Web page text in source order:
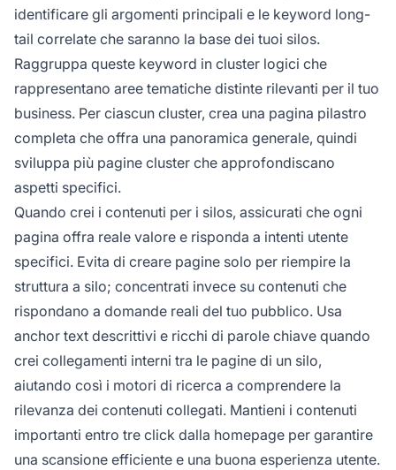
identificare gli argomenti principali e le keyword long-
tail correlate che saranno la base dei tuoi silos.
Raggruppa queste keyword in cluster logici che
rappresentano aree tematiche distinte rilevanti per il tuo
business. Per ciascun cluster, crea una pagina pilastro
completa che offra una panoramica generale, quindi
sviluppa più pagine cluster che approfondiscano
aspetti specifici.
Quando crei i contenuti per i silos, assicurati che ogni
pagina offra reale valore e risponda a intenti utente
specifici. Evita di creare pagine solo per riempire la
struttura a silo; concentrati invece su contenuti che
rispondano a domande reali del tuo pubblico. Usa
anchor text descrittivi e ricchi di parole chiave quando
crei collegamenti interni tra le pagine di un silo,
aiutando così i motori di ricerca a comprendere la
rilevanza dei contenuti collegati. Mantieni i contenuti
importanti entro tre click dalla homepage per garantire
una scansione efficiente e una buona esperienza utente.